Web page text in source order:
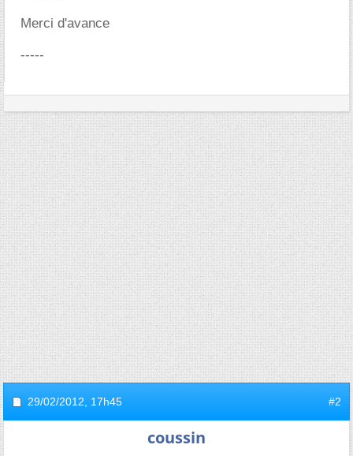
Merci d'avance
-----
29/02/2012, 17h45 #2
coussin